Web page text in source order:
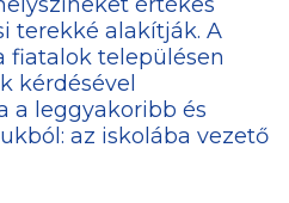
terekké alakítják. A
fiatalok településen
kérdésével
a leggyakoribb és
az iskolába vezető